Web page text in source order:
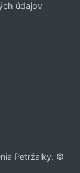
údajov
Petržalky. ©